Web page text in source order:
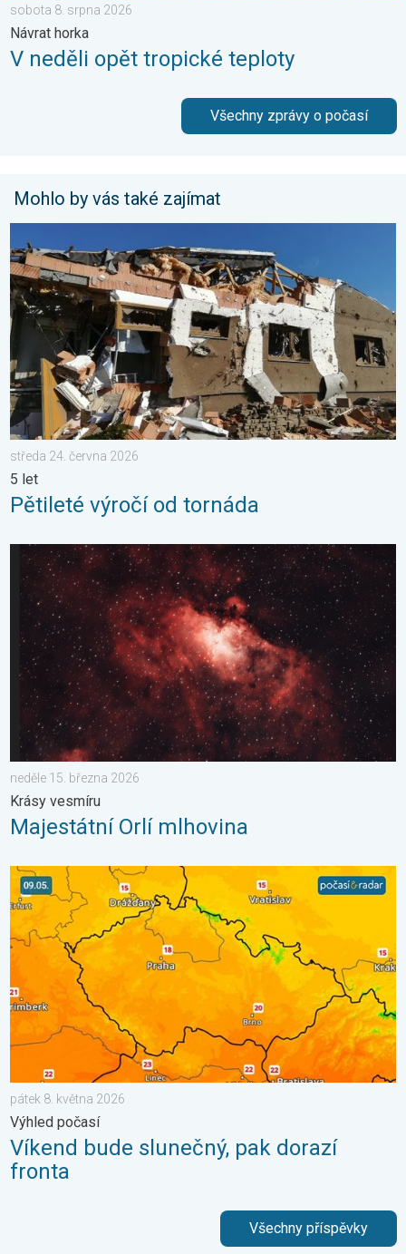
sobota 8. srpna 2026
Návrat horka
V neděli opět tropické teploty
Všechny zprávy o počasí
Mohlo by vás také zajímat
středa 24. června 2026
5 let
Pětileté výročí od tornáda
Majestátní Orlí mlhovina. Krásy vesmíru. . . neděle 15. března
neděle 15. března 2026
Krásy vesmíru
Majestátní Orlí mlhovina
Víkend bude slunečný, pak dorazí fronta. Výhled počasí. . .
pátek 8. května 2026
Výhled počasí
Víkend bude slunečný, pak dorazí
fronta
Všechny příspěvky